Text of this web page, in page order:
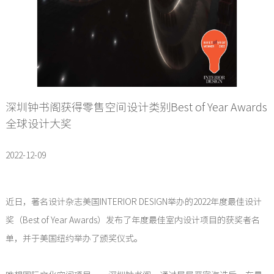
深圳钟书阁获得零售空间设计类别Best of Year Awards
全球设计大奖
2022-12-09
近日，著名设计杂志美国INTERIOR DESIGN举办的2022年度最佳设计
奖（Best of Year Awards）发布了年度最佳室内设计项目的获奖者名
单，并于美国纽约举办了颁奖仪式。